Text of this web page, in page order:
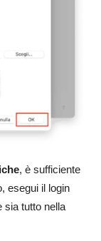
, è sufficiente
esegui il login
sia tutto nella